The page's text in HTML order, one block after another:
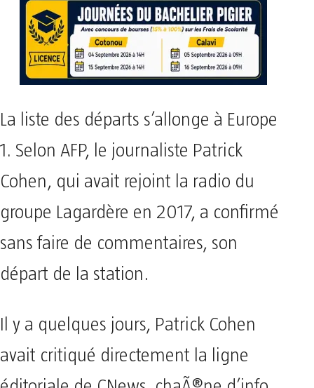
La liste des départs s’allonge à Europe
1. Selon AFP, le journaliste Patrick
Cohen, qui avait rejoint la radio du
groupe Lagardère en 2017, a confirmé
sans faire de commentaires, son
départ de la station.
Il y a quelques jours, Patrick Cohen
avait critiqué directement la ligne